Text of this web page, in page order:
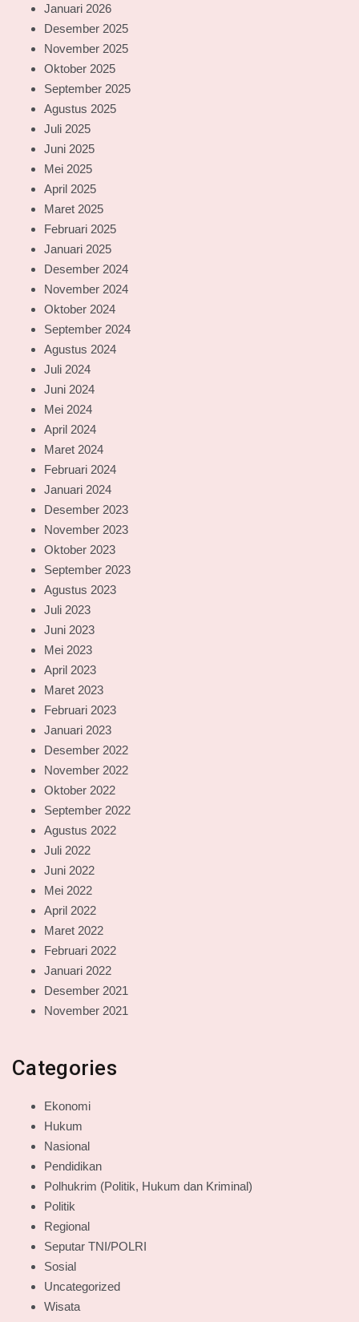
Januari 2026
Desember 2025
November 2025
Oktober 2025
September 2025
Agustus 2025
Juli 2025
Juni 2025
Mei 2025
April 2025
Maret 2025
Februari 2025
Januari 2025
Desember 2024
November 2024
Oktober 2024
September 2024
Agustus 2024
Juli 2024
Juni 2024
Mei 2024
April 2024
Maret 2024
Februari 2024
Januari 2024
Desember 2023
November 2023
Oktober 2023
September 2023
Agustus 2023
Juli 2023
Juni 2023
Mei 2023
April 2023
Maret 2023
Februari 2023
Januari 2023
Desember 2022
November 2022
Oktober 2022
September 2022
Agustus 2022
Juli 2022
Juni 2022
Mei 2022
April 2022
Maret 2022
Februari 2022
Januari 2022
Desember 2021
November 2021
Categories
Ekonomi
Hukum
Nasional
Pendidikan
Polhukrim (Politik, Hukum dan Kriminal)
Politik
Regional
Seputar TNI/POLRI
Sosial
Uncategorized
Wisata